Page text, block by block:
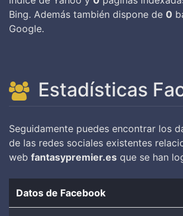
Bing. Además también dispone de 0
Google.
Estadísticas
Seguidamente puedes encontrar los
de las redes sociales existentes
web fantasypremier.es que se han
Datos de Facebook